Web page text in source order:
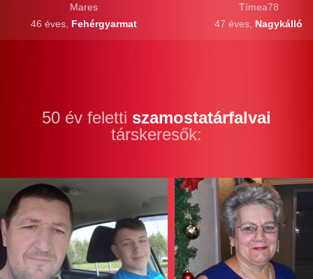
Mares
46 éves, Fehérgyarmat
Tímea78
47 éves, Nagykálló
50 év feletti szamostatárfalvai
társkeresők: